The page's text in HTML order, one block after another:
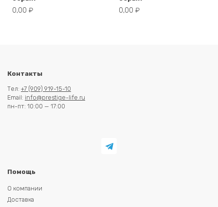
0,00 ₽
0,00 ₽
Контакты
Тел: +7 (909) 919-15-10
Email: info@prestige-life.ru
пн-пт: 10:00 — 17:00
Помощь
О компании
Доставка